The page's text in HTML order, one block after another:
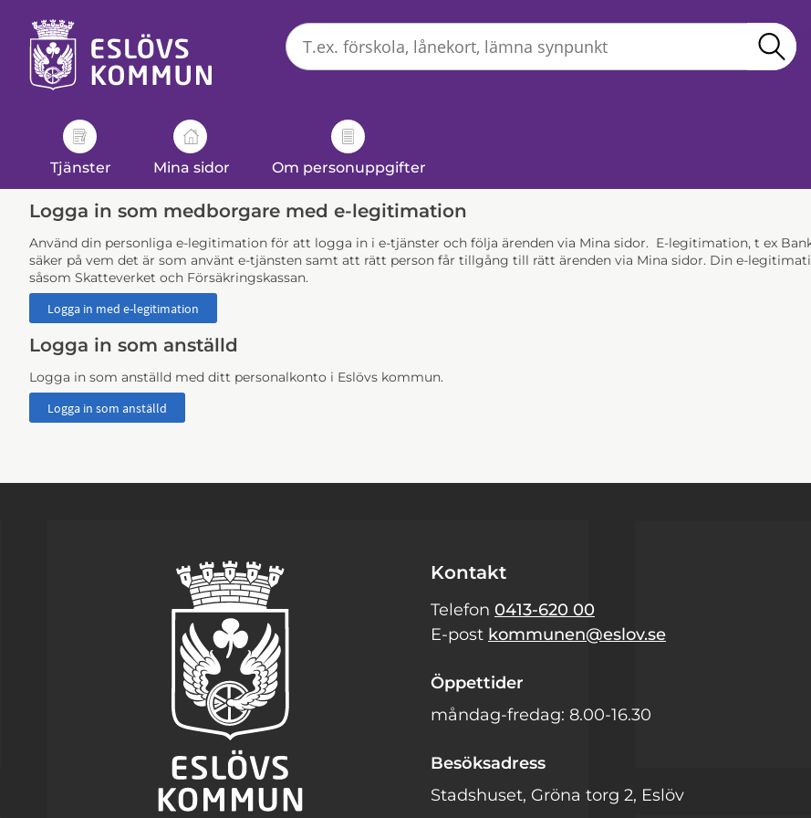
tjänster
kommun
Tjänster Mina sidor Om personuppgifter
Logga in som medborgare med e-legitimation
Använd din personliga e-legitimation för att logga in i e-tjänster och följa ärenden via Mina sidor. E-legitimation, t ex
säker på vem det är som använt e-tjänsten samt att rätt person får tillgång till rätt ärenden via Mina sidor. Din e-
såsom Skatteverket och Försäkringskassan.
Logga in som anställd
Logga in som anställd med ditt personalkonto i Eslövs kommun.
Kontakt
Telefon 0413-620 00
E-post kommunen@eslov.se
Öppettider
måndag-fredag: 8.00-16.30
Besöksadress
Stadshuset, Gröna torg 2, Eslöv